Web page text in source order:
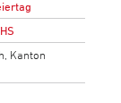
Kanton